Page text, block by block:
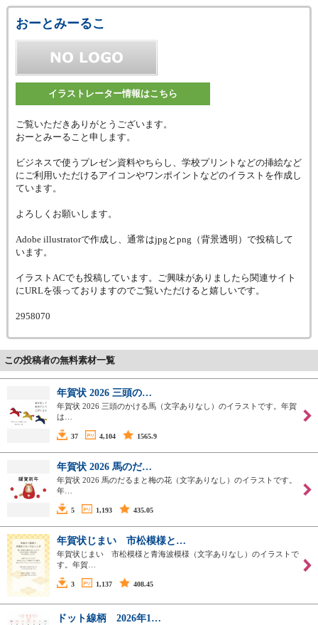
おーとみーるこ
イラストレーター情報はこちら
ご覧いただきありがとうございます。
おーとみーること申します。
ビジネスで使うプレゼン資料やちらし、学校プリントなどの挿絵など
にご利用いただけるアイコンやワンポイントなどのイラストを作成し
ています。
よろしくお願いします。
Adobe illustratorで作成し、通常はjpgとpng（背景透明）で投稿して
います。
イラストACでも投稿しています。ご興味がありましたら関連サイト
にURLを張っておりますのでご覧いただけると嬉しいです。
2958070
この投稿者の無料素材一覧
年賀状 2026 三頭の…
年賀状 2026 三頭のかける馬（文字ありなし）のイラストです。年賀
は…
37 4,104 1565.9
年賀状 2026 馬のだ…
年賀状 2026 馬のだるまと梅の花（文字ありなし）のイラストです。
年…
5 1,193 435.05
年賀状じまい 市松模様と…
年賀状じまい 市松模様と青海波模様（文字ありなし）のイラストで
す。年賀…
3 1,137 408.45
ドット線柄 2026年1…